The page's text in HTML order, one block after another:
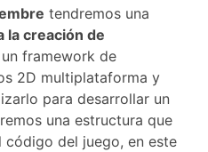
tendremos una
la creación de
un framework de
2D multiplataforma y
para desarrollar un
una estructura que
del juego, en este